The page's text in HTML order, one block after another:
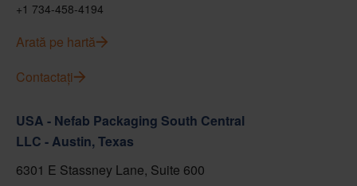
+1 734-458-4194
Arată pe hartă
Contactați
USA - Nefab Packaging South Central
LLC - Austin, Texas
6301 E Stassney Lane, Suite 600